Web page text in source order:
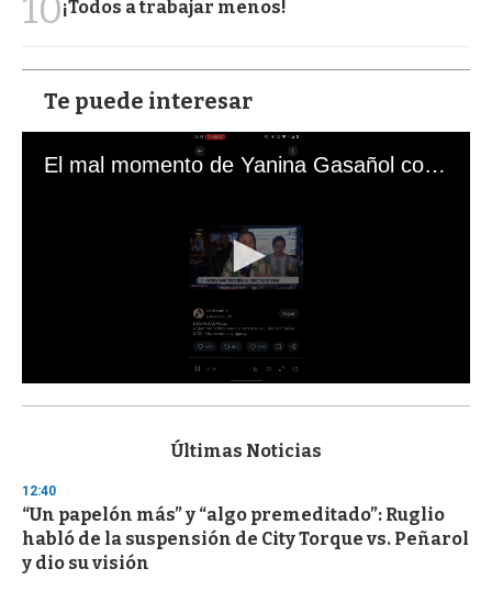
10¡Todos a trabajar menos!
Te puede interesar
El mal momento de Yanina Gasañol con un hincha argentino en "Subrayado"
s
d
s
o
f
3
Últimas Noticias
12:40
“Un papelón más” y “algo premeditado”: Ruglio
habló de la suspensión de City Torque vs. Peñarol
y dio su visión